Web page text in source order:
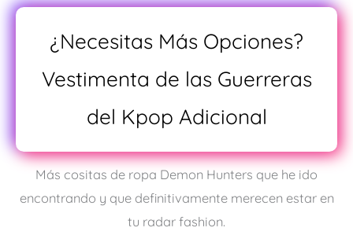
¿Necesitas Más Opciones?
Vestimenta de las Guerreras
del Kpop Adicional
Más cositas de ropa Demon Hunters que he ido
encontrando y que definitivamente merecen estar en
tu radar fashion.